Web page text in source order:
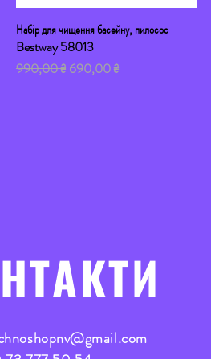
Швидкий перегляд
Набір для чищення басейну, пилосос
Bestway 58013
Звичайна ціна
990,00 ₴ За розпродажем
690,00 ₴